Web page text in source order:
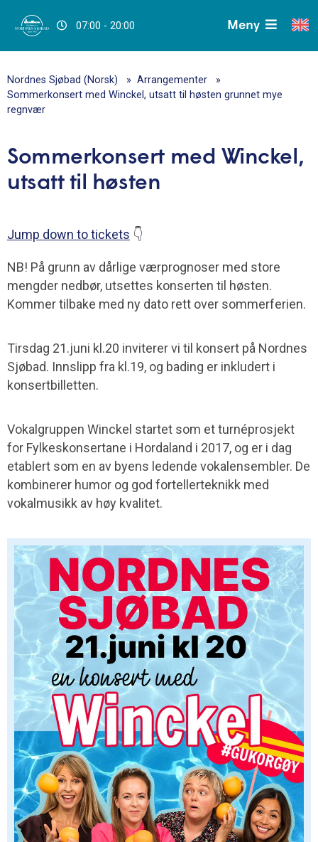
07:00 - 20:00 Meny
Nordnes Sjøbad (Norsk)
Arrangementer
Sommerkonsert med Winckel, utsatt til høsten grunnet mye
regnvær
Sommerkonsert med Winckel,
utsatt til høsten
Jump down to tickets 👇
NB! På grunn av dårlige værprognoser med store
mengder nedbør, utsettes konserten til høsten.
Kommer tilbake med ny dato rett over sommerferien.
Tirsdag 21.juni kl.20 inviterer vi til konsert på Nordnes
Sjøbad. Innslipp fra kl.19, og bading er inkludert i
konsertbilletten.
Vokalgruppen Winckel startet som et turnéprosjekt
for Fylkeskonsertane i Hordaland i 2017, og er i dag
etablert som en av byens ledende vokalensembler. De
kombinerer humor og god fortellerteknikk med
vokalmusikk av høy kvalitet.